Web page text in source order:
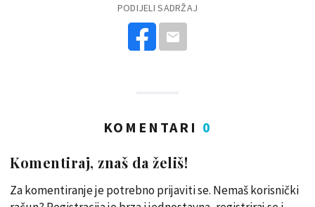
PODIJELI SADRŽAJ
KOMENTARI 0
Komentiraj, znaš da želiš!
Za komentiranje je potrebno prijaviti se. Nemaš korisnički